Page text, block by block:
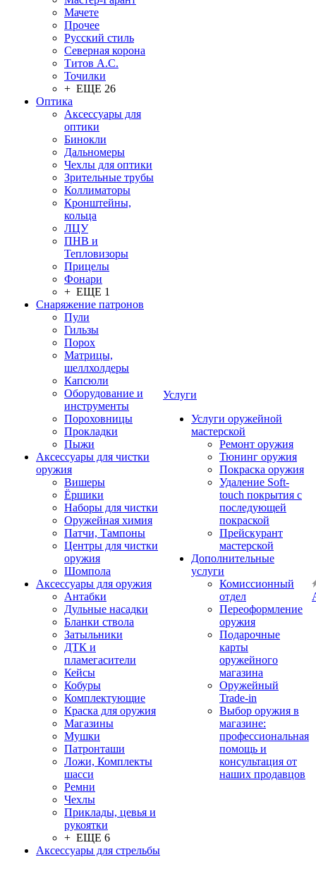
Мачете
Прочее
Русский стиль
Северная корона
Титов А.С.
Точилки
+ ЕЩЕ 26
Оптика
Аксессуары для
оптики
Бинокли
Дальномеры
Чехлы для оптики
Зрительные трубы
Коллиматоры
Кронштейны,
кольца
ЛЦУ
ПНВ и
Тепловизоры
Прицелы
Фонари
+ ЕЩЕ 1
Снаряжение патронов
Пули
Гильзы
Порох
Матрицы,
шеллхолдеры
Капсюли
Оборудование и
инструменты
Пороховницы
Прокладки
Пыжи
Аксессуары для чистки
оружия
Вишеры
Ёршики
Наборы для чистки
Оружейная химия
Патчи, Тампоны
Центры для чистки
оружия
Шомпола
Аксессуары для оружия
Антабки
Дульные насадки
Бланки ствола
Затыльники
ДТК и
пламегасители
Кейсы
Кобуры
Комплектующие
Краска для оружия
Магазины
Мушки
Патронташи
Ложи, Комплекты
шасси
Ремни
Чехлы
Приклады, цевья и
рукоятки
+ ЕЩЕ 6
Аксессуары для стрельбы
Услуги
Услуги оружейной
мастерской
Ремонт оружия
Тюнинг оружия
Покраска оружия
Удаление Soft-
touch покрытия с
последующей
покраской
Прейскурант
мастерской
Дополнительные
услуги
Комиссионный
отдел
Переоформление
оружия
Подарочные
карты
оружейного
магазина
Оружейный
Trade-in
Выбор оружия в
магазине:
профессиональная
помощь и
консультация от
наших продавцов